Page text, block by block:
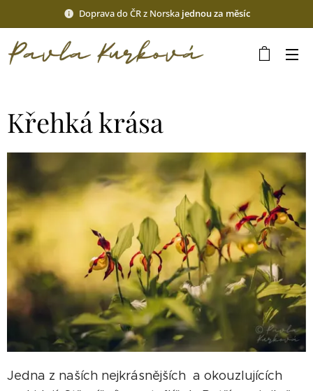
Doprava do ČR z Norska jednou za měsíc
Křehká krása
Jedna z naších nejkrásnějších a okouzlujících